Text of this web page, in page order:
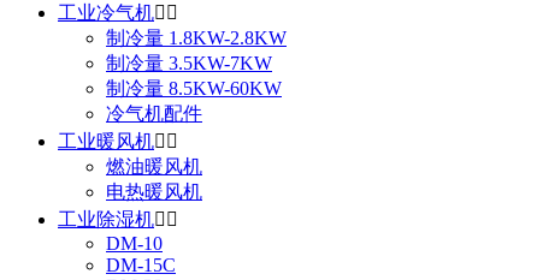
工业冷气机 
制冷量 1.8KW-2.8KW
制冷量 3.5KW-7KW
制冷量 8.5KW-60KW
冷气机配件
工业暖风机 
燃油暖风机
电热暖风机
工业除湿机 
DM-10
DM-15C